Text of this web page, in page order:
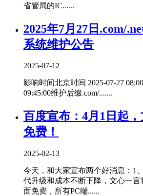
省管局的IC......
2025年7月27日.com/
系统维护公告
2025-07-12
影响时间北京时间 2025-07-27
09:45:00维护后缀.com/.......
百度宣布：4月1日起
免费！
2025-02-13
今天，和大家宣布两个好消息：1
代升级和成本不断下降，文心一言
面免费，所有PC端......